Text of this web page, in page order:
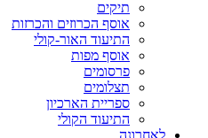
תיקים
אוסף הכרוזים והכרזות
התיעוד האור-קולי
אוסף מפות
פרסומים
תצלומים
ספריית הארכיון
התיעוד הקולי
לאחרונה